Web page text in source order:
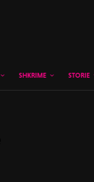
SHKRIME STORIE